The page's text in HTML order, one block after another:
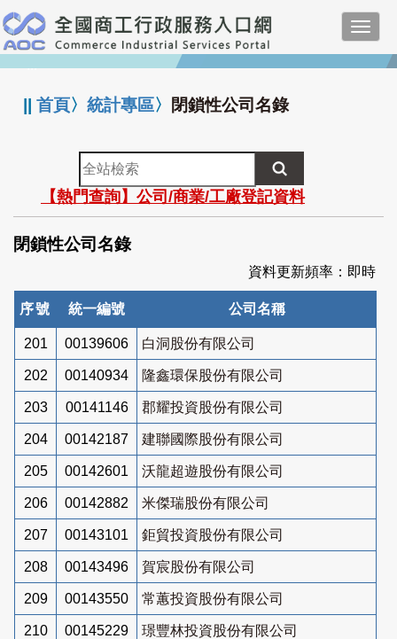
跳
到
主
要
:::
||首頁〉統計專區〉 閉鎖性公司名錄
全
站
檢
索
【熱門查詢】公司/商業/工廠登記資料
閉鎖性公司名錄
資料更新頻率：即時
序號 統一編號 公司名稱
201 00139606 白洞股份有限公司
202 00140934 隆鑫環保股份有限公司
203 00141146 郡耀投資股份有限公司
204 00142187 建聯國際股份有限公司
205 00142601 沃龍超遊股份有限公司
206 00142882 米傑瑞股份有限公司
207 00143101 鉅貿投資股份有限公司
208 00143496 賀宸股份有限公司
209 00143550 常蕙投資股份有限公司
210 00145229 璟豐林投資股份有限公司